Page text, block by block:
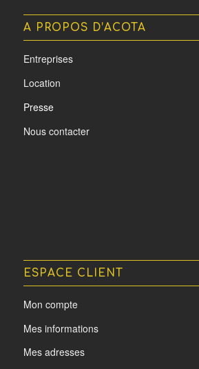
A PROPOS D’ACOTA
Entreprises
Location
Presse
Nous contacter
ESPACE CLIENT
Mon compte
Mes informations
Mes adresses